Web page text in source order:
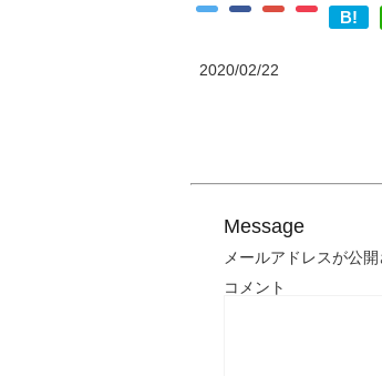
B!
2020/02/22
Message
メールアドレスが公
コメント